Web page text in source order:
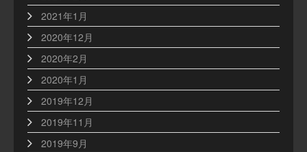
2021年1月
2020年12月
2020年2月
2020年1月
2019年12月
2019年11月
2019年9月